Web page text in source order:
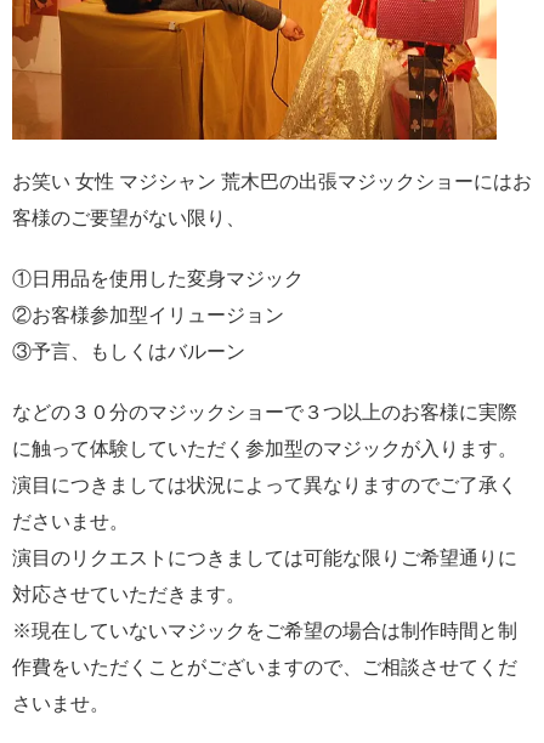
お笑い 女性 マジシャン 荒木巴の出張マジックショーにはお
客様のご要望がない限り、
①日用品を使用した変身マジック
②お客様参加型イリュージョン
③予言、もしくはバルーン
などの３０分のマジックショーで３つ以上のお客様に実際
に触って体験していただく参加型のマジックが入ります。
演目につきましては状況によって異なりますのでご了承く
ださいませ。
演目のリクエストにつきましては可能な限りご希望通りに
対応させていただきます。
※現在していないマジックをご希望の場合は制作時間と制
作費をいただくことがございますので、ご相談させてくだ
さいませ。